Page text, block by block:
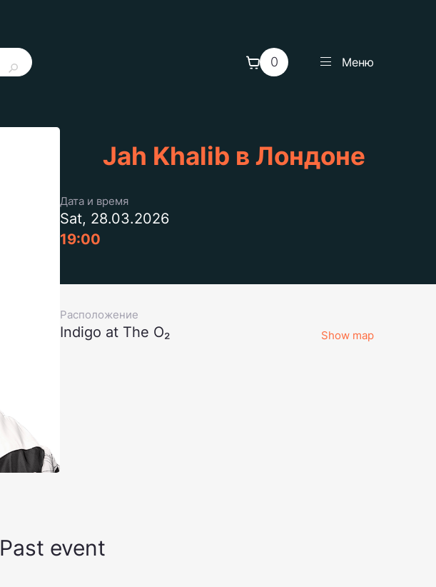
0 Меню
Jah Khalib в Лондоне
Дата и время
Sat, 28.03.2026
19:00
Расположение
Indigo at The O₂ Show map
Past event